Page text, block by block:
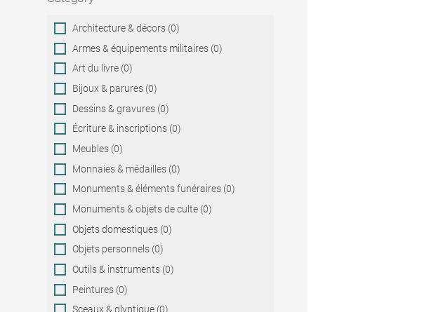
Category
Architecture & décors (0)
Armes & équipements militaires (0)
Art du livre (0)
Bijoux & parures (0)
Dessins & gravures (0)
Écriture & inscriptions (0)
Meubles (0)
Monnaies & médailles (0)
Monuments & éléments funéraires (0)
Monuments & objets de culte (0)
Objets domestiques (0)
Objets personnels (0)
Outils & instruments (0)
Peintures (0)
Sceaux & glyptique (0)